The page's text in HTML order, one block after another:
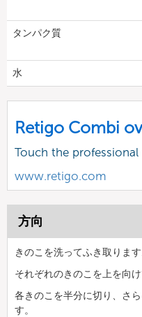
タンパク質
水
Retigo Combi
Touch the
www.retigo.com
方向
きのこを洗ってふき取ります
それぞれのきのこを上を向
各きのこを半分に切り、さ
す。